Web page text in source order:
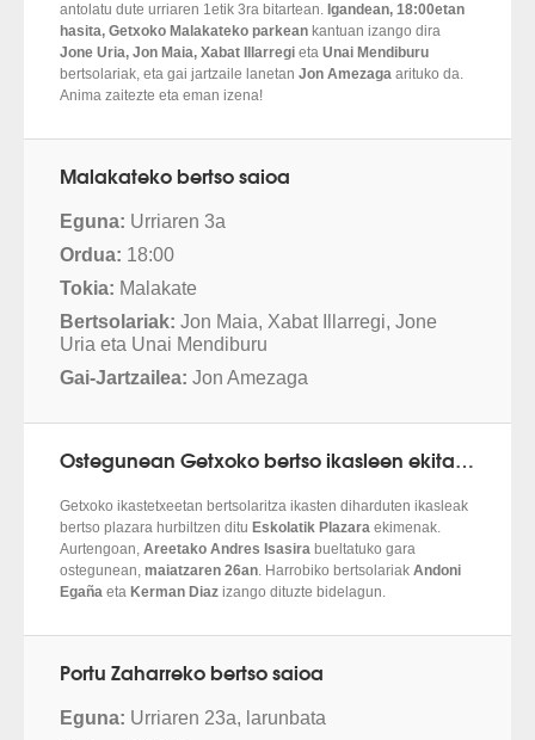
antolatu dute urriaren 1etik 3ra bitartean. Igandean, 18:00etan
hasita, Getxoko Malakateko parkean kantuan izango dira
Jone Uria, Jon Maia, Xabat Illarregi eta Unai Mendiburu
bertsolariak, eta gai jartzaile lanetan Jon Amezaga arituko da.
Anima zaitezte eta eman izena!
Malakateko bertso saioa
Eguna: Urriaren 3a
Ordua: 18:00
Tokia: Malakate
Bertsolariak: Jon Maia, Xabat Illarregi, Jone
Uria eta Unai Mendiburu
Gai-Jartzailea: Jon Amezaga
Ostegunean Getxoko bertso ikasleen ekitaldia Andres Isasin
Getxoko ikastetxeetan bertsolaritza ikasten diharduten ikasleak
bertso plazara hurbiltzen ditu Eskolatik Plazara ekimenak.
Aurtengoan, Areetako Andres Isasira bueltatuko gara
ostegunean, maiatzaren 26an. Harrobiko bertsolariak Andoni
Egaña eta Kerman Diaz izango dituzte bidelagun.
Portu Zaharreko bertso saioa
Eguna: Urriaren 23a, larunbata